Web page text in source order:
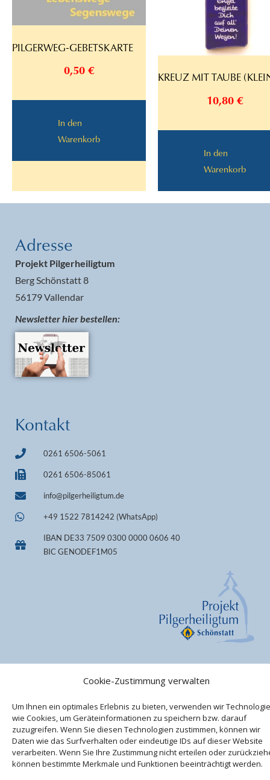
Cookie-Zustimmung verwalten
Um Ihnen ein optimales Erlebnis zu bieten, verwenden wir
wie Cookies, um Geräteinformationen zu speichern bzw. darauf
zuzugreifen. Wenn Sie diesen Technologien zustimmen, können wir
Daten wie das Surfverhalten oder eindeutige IDs auf dieser Website
verarbeiten. Wenn Sie Ihre Zustimmung nicht erteilen oder
können bestimmte Merkmale und Funktionen beeinträchtigt werden.
PILGERWEG-GEBETSKARTE
0,50€
In den
Warenkorb
KREUZ MIT TAUBE
10,80€
In den
Warenkorb
Adresse
Projekt Pilgerheiligtum
Berg Schönstatt 8
56179 Vallendar
Newsletter hier bestellen:
Kontakt
0261 6506-5061
0261 6506-85061
info@pilgerheiligtum.de
+49 1522 7814242 (WhatsApp)
IBAN DE33 7509 0300 0000 0606 40
BIC GENODEF1M05
©2026 Projekt Pilgerheiligtum Schönstatt
AGB Impressum Datenschutzerklärung
Cookie-Richtlinie (EU) Vertrag widerrufen